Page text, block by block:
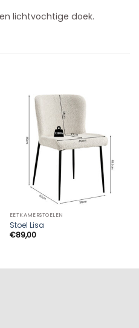
lichtvochtige doek.
EETKAMERSTOELEN
Stoel Lisa
€89,00